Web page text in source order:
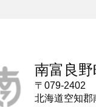
南富良
〒079-2402
北海道空知郡